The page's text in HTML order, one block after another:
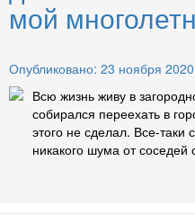
мой
Опубликовано: 23 ноября
Всю жизнь живу в
собирался переехать в
этого не сделал. Все-
никакого шума от соседей